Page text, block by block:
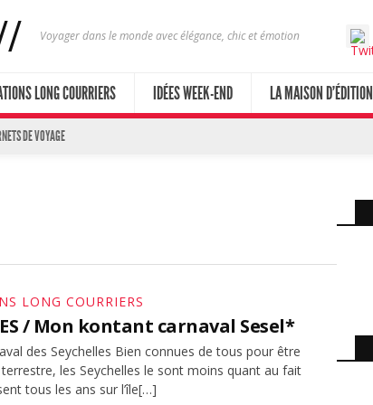
Voyager dans le monde avec élégance, chic et émotion
LONG COURRIERS IDÉES WEEK-END LA MAISON D’ÉDITION
DE VOYAGE
LONG COURRIERS
/ Mon kontant carnaval Sesel*
des Seychelles Bien connues de tous pour être
les Seychelles le sont moins quant au fait
tous les ans sur l’île[…]